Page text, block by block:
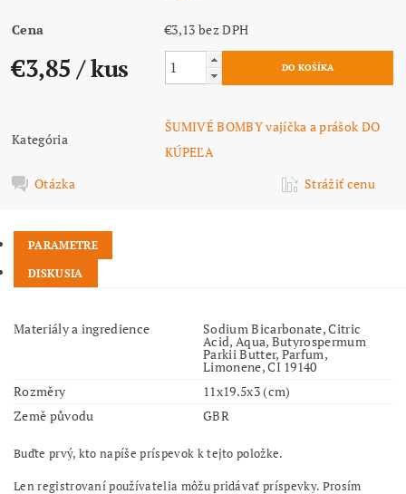
Cena €3,13 bez DPH
€3,85/ kus
Kategória
ŠUMIVÉ BOMBY vajíčka a prášok DO
KÚPEĽA
Otázka
Strážiť cenu
PARAMETRE
DISKUSIA
Materiály a ingredience Sodium Bicarbonate, Citric
Acid, Aqua, Butyrospermum
Parkii Butter, Parfum,
Limonene, CI 19140
Rozměry
11x19.5x3 (cm)
Země původu
GBR
Buďte prvý, kto napíše príspevok k tejto položke.
Len registrovaní používatelia môžu pridávať príspevky. Prosím